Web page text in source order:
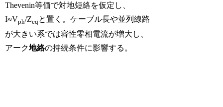
Thevenin等価で対地短絡を仮定し、
I≈Vph/Zeq と置く。ケーブル長や並列線路
が大きい系では容性零相電流が増大し、
アーク地絡の持続条件に影響する。